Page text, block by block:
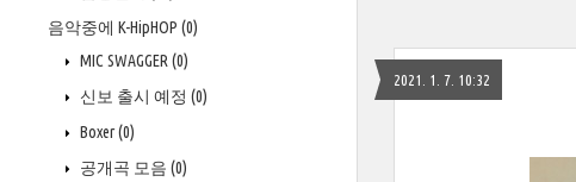
음악중에 K-HipHOP (0)
MIC SWAGGER (0)
신보 출시 예정 (0)
Boxer(0)
공개곡 모음 (0)
2021. 1. 7. 10:32